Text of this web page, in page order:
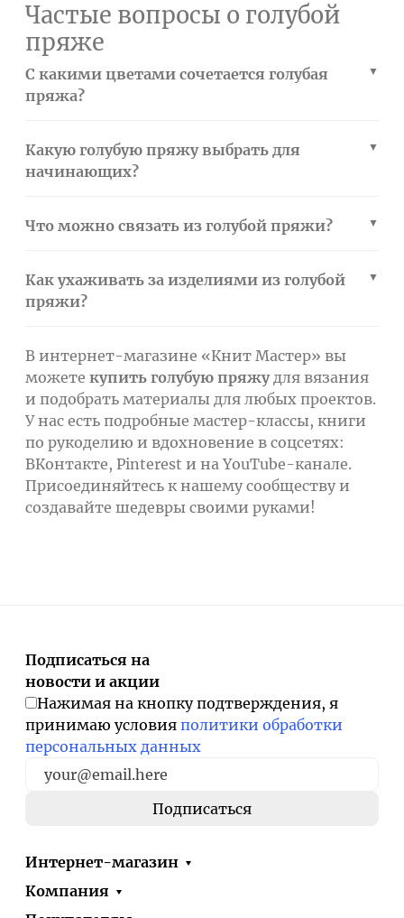
Частые вопросы о голубой
пряже
С какими цветами сочетается голубая
пряжа?
Какую голубую пряжу выбрать для
начинающих?
Что можно связать из голубой пряжи?
Как ухаживать за изделиями из голубой
пряжи?
В интернет-магазине «Книт Мастер» вы
можете купить голубую пряжудля вязания
и подобрать материалы для любых проектов.
У нас есть подробные мастер-классы, книги
по рукоделию и вдохновение в соцсетях:
ВКонтакте, Pinterest и на YouTube-канале.
Присоединяйтесь к нашему сообществу и
создавайте шедевры своими руками!
Подписаться на
новости и акции
Нажимая на кнопку подтверждения, я
принимаю условия политики обработки
персональных данных
Интернет-магазин
Компания